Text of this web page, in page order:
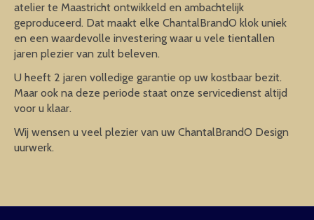
atelier te Maastricht ontwikkeld en ambachtelijk
geproduceerd. Dat maakt elke ChantalBrandO klok uniek
en een waardevolle investering waar u vele tientallen
jaren plezier van zult beleven.
U heeft 2 jaren volledige garantie op uw kostbaar bezit.
Maar ook na deze periode staat onze servicedienst altijd
voor u klaar.
Wij wensen u veel plezier van uw ChantalBrandO Design
uurwerk.